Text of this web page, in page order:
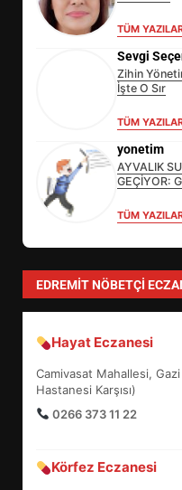
TÜM
Sevgi
Zihin
İşte O Sır
TÜM
yonetim
AYVALIK
GEÇİYOR:
TÜM
EDREMIT NÖBETÇI
Hayat Eczanesi
Camivasat Mahallesi,
Hastanesi Karşısı)
0266 373 11 22
Körfez Eczanesi
4
5